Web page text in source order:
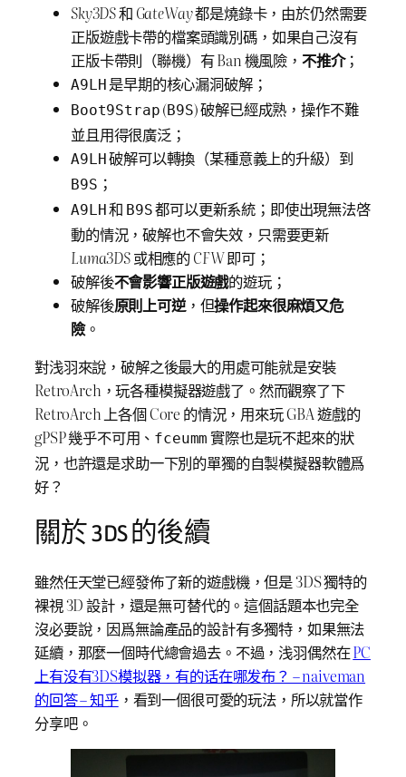
Sky3DS和 GateWay都是燒錄卡，由於仍然需要
正版遊戲卡帶的檔案頭識別碼，如果自己沒有
正版卡帶則（聯機）有 Ban 機風險， 不推介；
A9LH 是早期的核心漏洞破解；
Boot9Strap (B9S) 破解已經成熟，操作不難
並且用得很廣泛；
A9LH破解可以轉換（某種意義上的升級）到
B9S ；
A9LH和 B9S都可以更新系統；即使出現無法啓
動的情況，破解也不會失效，只需要更新
Luma3DS或相應的CFW即可；
破解後不會影響正版遊戲的遊玩；
破解後原則上可逆，但操作起來很麻煩又危
險。
對浅羽來說，破解之後最大的用處可能就是安裝
RetroArch，玩各種模擬器遊戲了。然而觀察了下
RetroArch 上各個 Core 的情況，用來玩 GBA 遊戲的
gPSP 幾乎不可用、 fceumm 實際也是玩不起來的狀
況，也許還是求助一下別的單獨的自製模擬器軟體爲
好？
關於 3DS 的後續
雖然任天堂已經發佈了新的遊戲機，但是 3DS 獨特的
裸視 3D 設計，還是無可替代的。這個話題本也完全
沒必要說，因爲無論產品的設計有多獨特，如果無法
延續，那麼一個時代總會過去。不過，浅羽偶然在PC
上有没有3DS模拟器，有的话在哪发布？ – naiveman
的回答 – 知乎，看到一個很可愛的玩法，所以就當作
分享吧。